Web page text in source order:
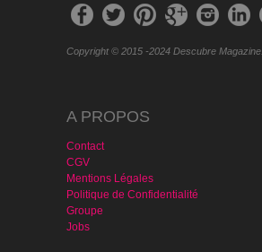
Copyright © 2015 -2024 Descubre Magazine.
A PROPOS
Contact
CGV
Mentions Légales
Politique de Confidentialité
Groupe
Jobs